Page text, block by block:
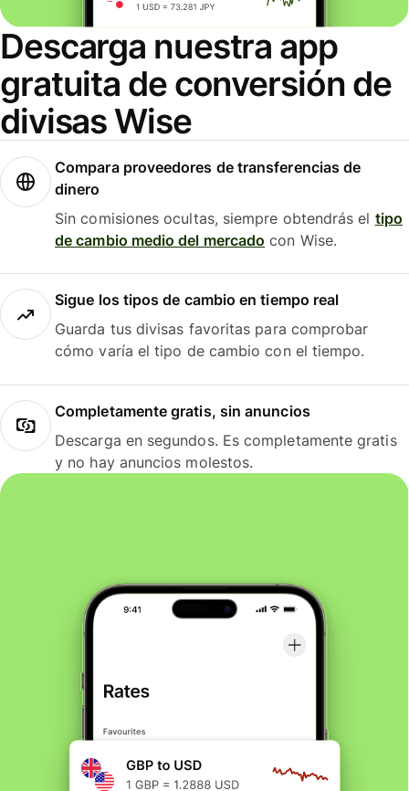
Descarga nuestra app
gratuita de conversión de
divisas Wise
Compara proveedores de transferencias de
dinero
Sin comisiones ocultas, siempre obtendrás el tipo
de cambio medio del mercado con Wise.
Sigue los tipos de cambio en tiempo real
Guarda tus divisas favoritas para comprobar
cómo varía el tipo de cambio con el tiempo.
Completamente gratis, sin anuncios
Descarga en segundos. Es completamente gratis
y no hay anuncios molestos.